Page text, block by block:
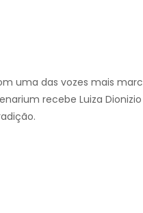
uma das vozes mais
recebe Luiza